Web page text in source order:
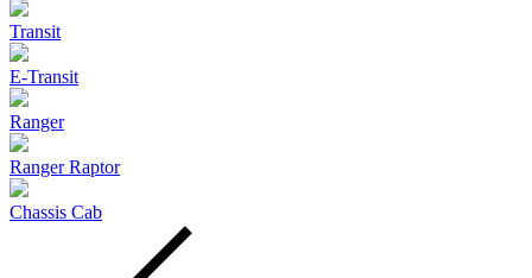
Transit
E-Transit
Ranger
Ranger Raptor
Chassis Cab